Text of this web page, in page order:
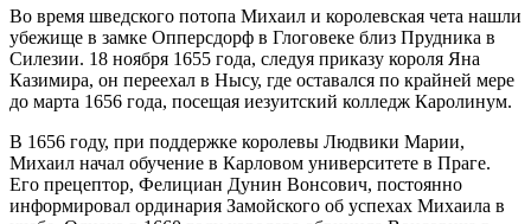
Во время шведского потопа Михаил и королевская чета нашли
убежище в замке Опперсдорф в Глоговеке близ Прудника в
Силезии. 18 ноября 1655 года, следуя приказу короля Яна
Казимира, он переехал в Нысу, где оставался по крайней мере
до марта 1656 года, посещая иезуитский колледж Каролинум.
В 1656 году, при поддержке королевы Людвики Марии,
Михаил начал обучение в Карловом университете в Праге.
Его прецептор, Фелициан Дунин Вонсович, постоянно
информировал ординария Замойского об успехах Михаила в